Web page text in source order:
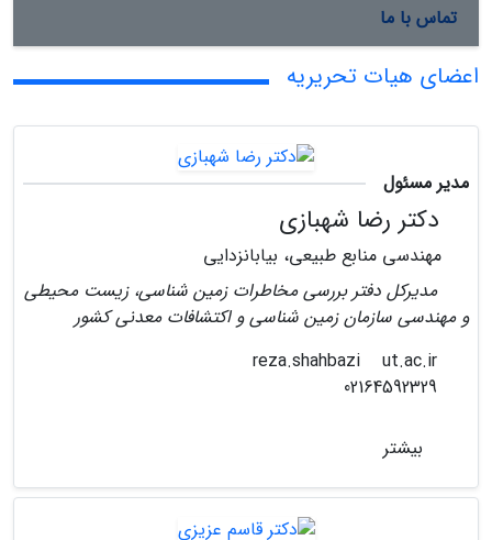
تماس با ما
اعضای هیات تحریریه
مدیر مسئول
دکتر رضا شهبازی
مهندسی منابع طبیعی، بیابانزدایی
مدیرکل دفتر بررسی مخاطرات زمین شناسی، زیست محیطی
و مهندسی سازمان زمین شناسی و اکتشافات معدنی کشور
ut.ac.ir
بیشتر